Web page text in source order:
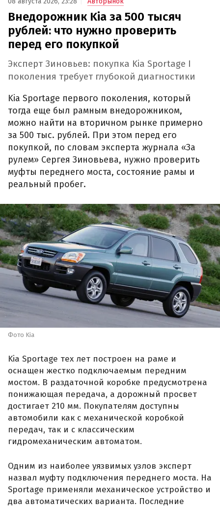
Внедорожник Kia за 500 тысяч
рублей: что нужно проверить
перед его покупкой
Эксперт Зиновьев: покупка Kia Sportage I
поколения требует глубокой диагностики
Kia Sportage первого поколения, который
тогда еще был рамным внедорожником,
можно найти на вторичном рынке примерно
за 500 тыс. рублей. При этом перед его
покупкой, по словам эксперта журнала «За
рулем» Сергея Зиновьева, нужно проверить
муфты переднего моста, состояние рамы и
реальный пробег.
Фото Kia
Kia Sportage тех лет построен на раме и
оснащен жестко подключаемым передним
мостом. В раздаточной коробке предусмотрена
понижающая передача, а дорожный просвет
достигает 210 мм. Покупателям доступны
автомобили как с механической коробкой
передач, так и с классическим
гидромеханическим автоматом.
Одним из наиболее уязвимых узлов эксперт
назвал муфту подключения переднего моста. На
Sportage применяли механическое устройство и
два автоматических варианта. Последние